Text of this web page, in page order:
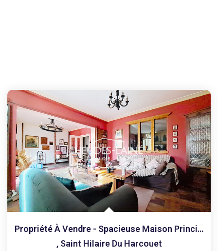
Propriété À Vendre - Spacieuse Maison Principale Et...
, Saint Hilaire Du Harcouet